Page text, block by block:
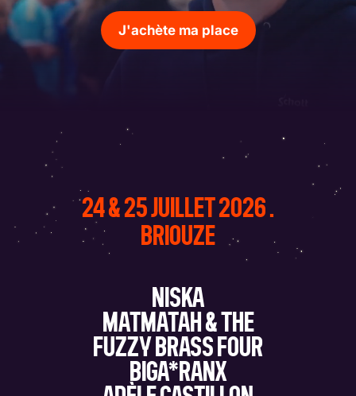
J'achète ma place
24 & 25 JUILLET 2026 .
BRIOUZE
NISKA
MATMATAH & THE
FUZZY BRASS FOUR
BIGA*RANX